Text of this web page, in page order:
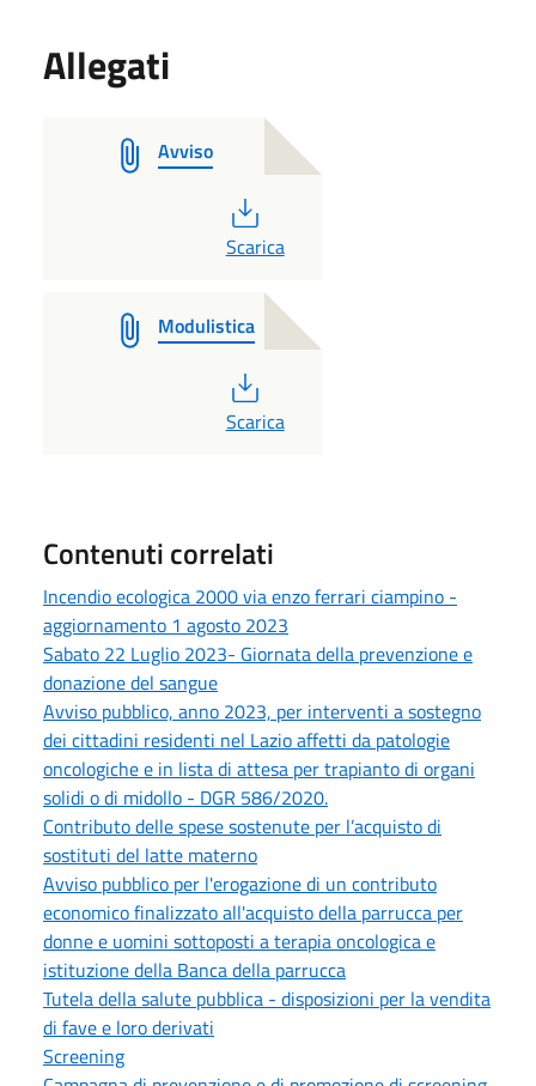
Allegati
Avviso
PDF
Scarica
Modulistica
PDF
Scarica
Contenuti correlati
Incendio ecologica 2000 via enzo ferrari ciampino -
aggiornamento 1 agosto 2023
Sabato 22 Luglio 2023- Giornata della prevenzione e
donazione del sangue
Avviso pubblico, anno 2023, per interventi a sostegno
dei cittadini residenti nel Lazio affetti da patologie
oncologiche e in lista di attesa per trapianto di organi
solidi o di midollo - DGR 586/2020.
Contributo delle spese sostenute per l’acquisto di
sostituti del latte materno
Avviso pubblico per l'erogazione di un contributo
economico finalizzato all'acquisto della parrucca per
donne e uomini sottoposti a terapia oncologica e
istituzione della Banca della parrucca
Tutela della salute pubblica - disposizioni per la vendita
di fave e loro derivati
Screening